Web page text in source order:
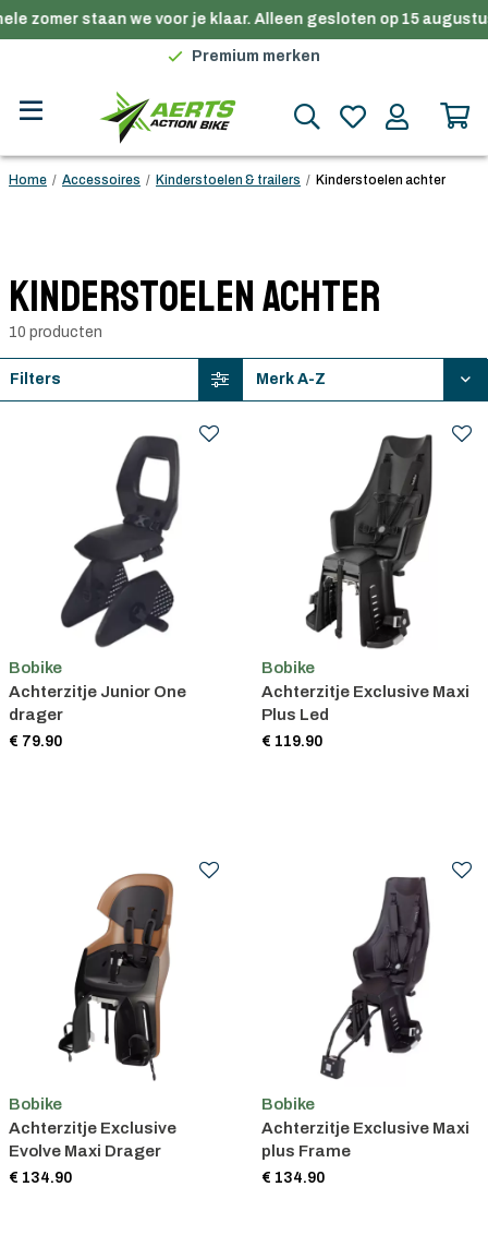
zomer staan we voor je klaar. Alleen gesloten op 15
Gratis verzending in België vanaf €100
Premium merken
Gratis verzending in België vanaf €100
Home / Accessoires / Kinderstoelen & trailers / Kinderstoelen achter
Kinderstoelen achter
10 producten
Filters
Bobike
Achterzitje Junior One
drager
€ 79.90
Bobike
Achterzitje Exclusive Maxi
Plus Led
€ 119.90
Bobike
Achterzitje Exclusive
Evolve Maxi Drager
€ 134.90
Bobike
Achterzitje Exclusive Maxi
plus Frame
€ 134.90